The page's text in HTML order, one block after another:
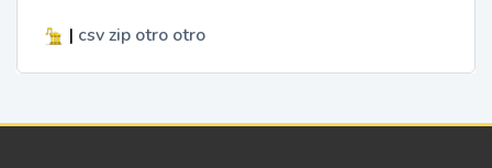
| csv zip otro otro